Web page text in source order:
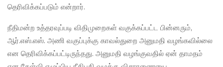
தெரிவிக்கப்படும் என்றார்.
நீதிமன்ற உத்தரவுப்படி விதிமுறைகள் வகுக்கப்பட்ட பின்னரும்,
ஆர்.எஸ்.எஸ். அணி வகுப்புக்கு காவல்துறை அனுமதி வழங்கவில்லை
என தெரிவிக்கப்பட்டிருந்தது. அனுமதி வழங்குவதில் ஏன் தாமதம்